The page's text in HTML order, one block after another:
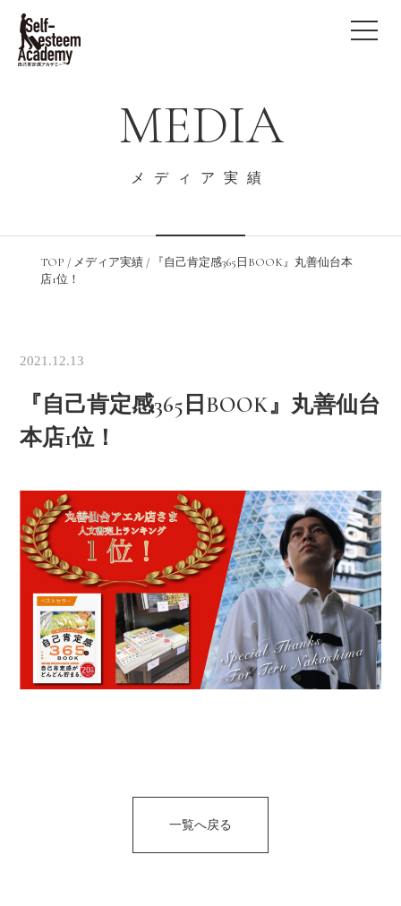
MEDIA
メディア実績
TOP / メディア実績/
『自己肯定感365日BOOK』丸善仙台本
店1位！
2021.12.13
『自己肯定感365日BOOK』丸善仙台
本店1位！
一覧へ戻る